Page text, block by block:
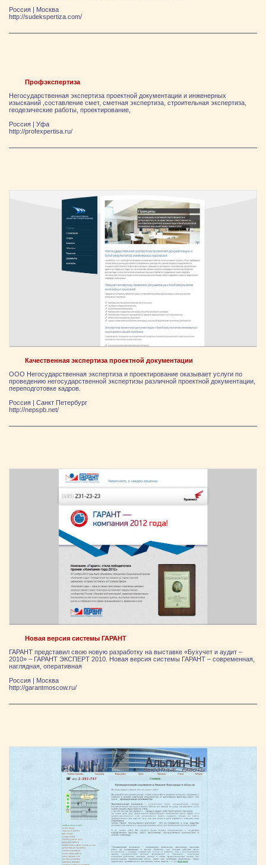
Россия
Москва
http://sudekspertiza.com/
Профэкспертиза
Негосударственная экспертиза проектной документации и инженерных
изысканий ,составление смет, сметная экспертиза, строительная экспертиза,
геодезические работы, проектирование,
Россия
Уфа
http://profexpertisa.ru/
Качественная экспертиза проектной документации
ООО Негосударственная экспертиза и проектирование оказывает услуги по
проведению негосударственной экспертизы различной проектной документации,
переподготовке кадров.
Россия | Санкт Петербург
http://nepspb.net/
Новая версия системы ГАРАНТ
ГАРАНТ представил свою новую разработку на выставке «Бухучет и аудит –
2010» – ГАРАНТ ЭКСПЕРТ 2010. Новая версия системы ГАРАНТ – современная,
наглядная, оперативная
Россия
Москва
http://garantmoscow.ru/